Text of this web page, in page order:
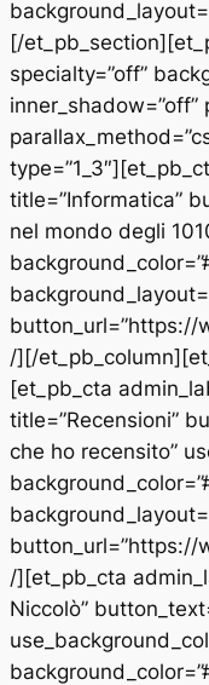
[/
specialty=”off”
inner_shadow=”off”
title=”Informatica”
nel mondo degli
button_url=”https://
/][/
[et_pb_cta
title=”Recensioni”
che ho recensito”
button_url=”https://
/][et_pb_cta
Niccolò”